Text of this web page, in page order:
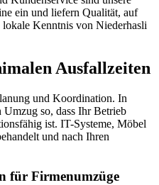
ein und liefern Qualität, auf
Kenntnis von Niederhasli
Ausfallzeiten
und Koordination. In
so, dass Ihr Betrieb
ist. IT-Systeme, Möbel
und nach Ihren
für Firmenumzüge